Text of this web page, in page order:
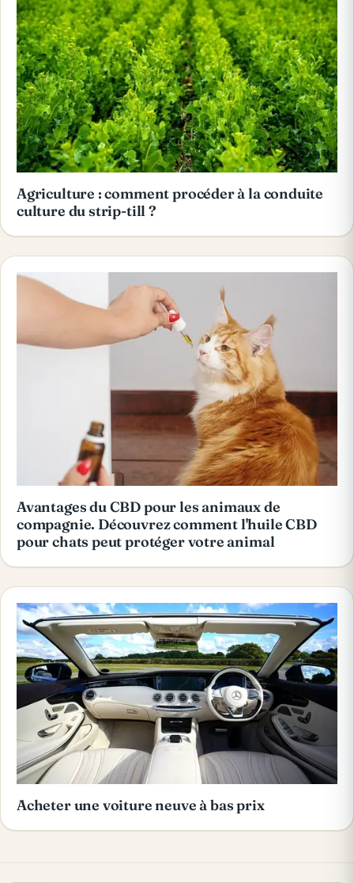
Agriculture : comment procéder à la conduite
culture du strip-till ?
Avantages du CBD pour les animaux de
compagnie. Découvrez comment l'huile CBD
pour chats peut protéger votre animal
Acheter une voiture neuve à bas prix